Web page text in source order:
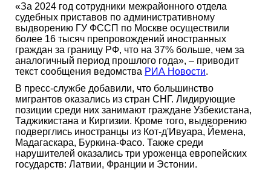
«За 2024 год сотрудники межрайонного отдела
судебных приставов по административному
выдворению ГУ ФССП по Москве осуществили
более 16 тысяч препровождений иностранных
граждан за границу РФ, что на 37% больше, чем за
аналогичный период прошлого года», – приводит
текст сообщения ведомства РИА Новости.
В пресс-службе добавили, что большинство
мигрантов оказались из стран СНГ. Лидирующие
позиции среди них занимают граждане Узбекистана,
Таджикистана и Киргизии. Кроме того, выдворению
подверглись иностранцы из Кот-д'Ивуара, Йемена,
Мадагаскара, Буркина-Фасо. Также среди
нарушителей оказались три уроженца европейских
государств: Латвии, Франции и Эстонии.